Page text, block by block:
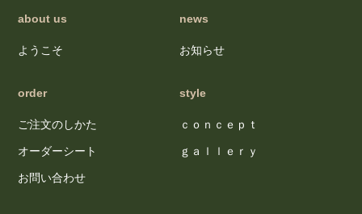
about us
ようこそ
news
お知らせ
order
ご注文のしかた
オーダーシート
お問い合わせ
style
ｃｏｎｃｅｐｔ
ｇａｌｌｅｒｙ